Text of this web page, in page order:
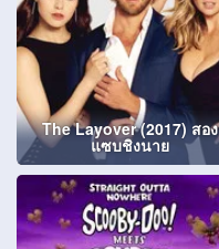
The Layover (2017) สอง
แซบชิงนาย